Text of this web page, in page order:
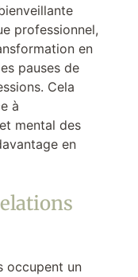
professionnel,
en
pauses de
Cela
à
mental des
en
occupent un